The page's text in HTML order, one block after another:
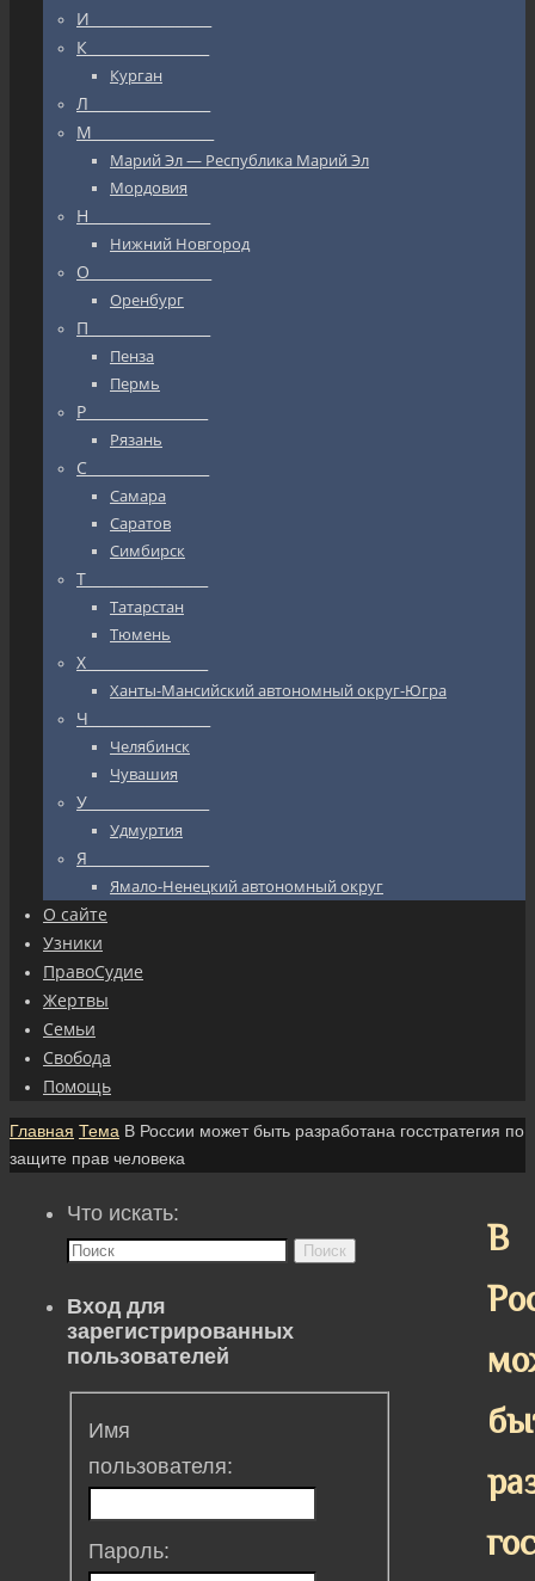
И_________________
К_________________
Курган
Л_________________
М_________________
Марий Эл — Республика Марий Эл
Мордовия
Н_________________
Нижний Новгород
О_________________
Оренбург
П_________________
Пенза
Пермь
Р_________________
Рязань
С_________________
Самара
Саратов
Симбирск
Т_________________
Татарстан
Тюмень
Х_________________
Ханты-Мансийский автономный округ-Югра
Ч_________________
Челябинск
Чувашия
У_________________
Удмуртия
Я_________________
Ямало-Ненецкий автономный округ
О сайте
Узники
ПравоСудие
Жертвы
Семьи
Свобода
Помощь
Главная Тема В России может быть разработана госстратегия по
защите прав человека
В
Что искать:
Поиск
Вход для
зарегистрированных
пользователей
Имя
пользователя:
Пароль: